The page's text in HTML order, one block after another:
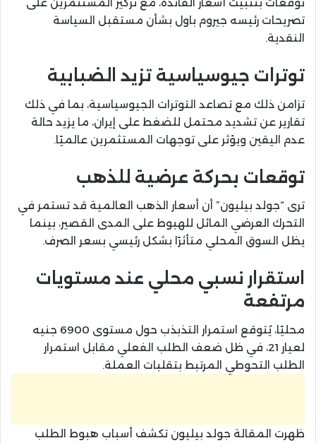
توقعات بتثبيت أسعار الفائدة، مع تركيز المستثمرين على
تصريحات رئيسه جيروم باول بشأن مستقبل السياسة
النقدية.
توترات جيوسياسية تزيد الضبابية
تزامن ذلك مع تصاعد التوترات الجيوسياسية، بما في ذلك
تقارير عن تشديد محتمل للضغط على إيران، ما يزيد حالة
عدم اليقين ويؤثر على توجهات المستثمرين عالميًا.
توقعات بحركة عرضية للذهب
ترى “جولد بيليون” أن أسعار الذهب العالمية قد تستمر في
التحرك العرضي المائل للهبوط على المدى القصير، بينما
يظل السوق المحلي متأثرًا بشكل رئيسي بسعر الصرف.
استقرار نسبي محلي عند مستويات
مرتفعة
محليًا، يُتوقع استمرار التذبذب حول مستوى 6900 جنيه
لعيار 21، في ظل ضعف الطلب الفعلي مقابل استمرار
الطلب التحوطي المرتبط بتقلبات العملة.
ظهرت المقالة جولد بيليون تكشف أسباب هبوط الطلب